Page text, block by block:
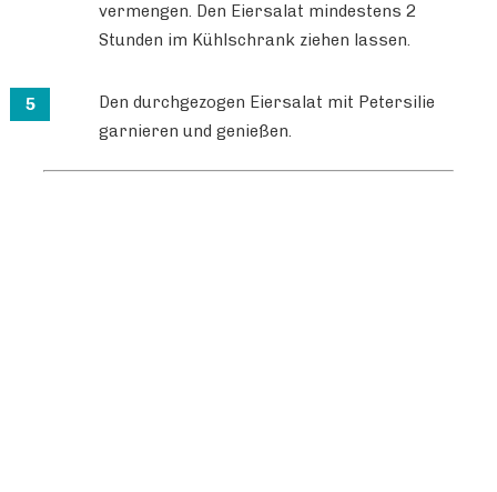
vermengen. Den Eiersalat mindestens 2
Stunden im Kühlschrank ziehen lassen.
Den durchgezogen Eiersalat mit Petersilie
garnieren und genießen.